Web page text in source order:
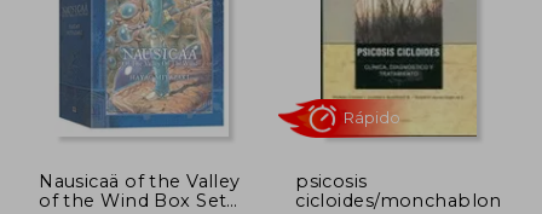
50%
dcto.
$ 53.079
$ 26.540
40%
dcto.
Nausicaä of the Valley
of the Wind Box Set
psicosis
cicloides/monchablon